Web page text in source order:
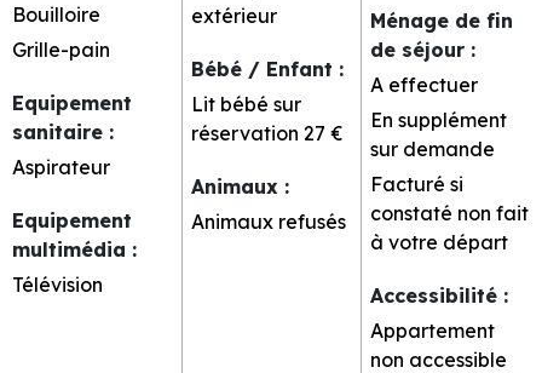
Bouilloire
Grille-pain
Equipement
sanitaire :
Aspirateur
Equipement
multimédia :
Télévision
extérieur
Bébé / Enfant :
Lit bébé sur
réservation 27 €
Animaux :
Animaux refusés
Ménage de fin
de séjour :
A effectuer
En supplément
sur demande
Facturé si
constaté non fait
à votre départ
Accessibilité :
Appartement
non accessible